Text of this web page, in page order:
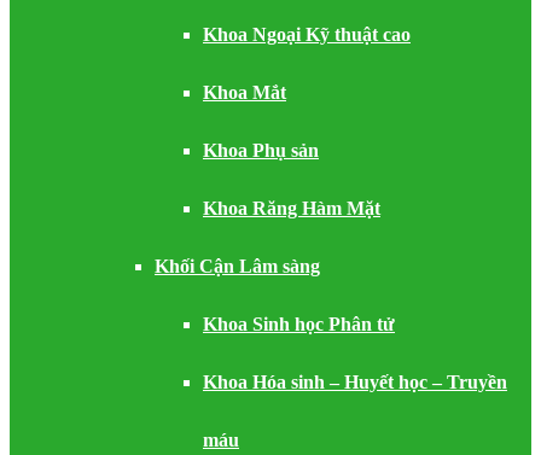
Khoa Ngoại Kỹ thuật cao
Khoa Mắt
Khoa Phụ sản
Khoa Răng Hàm Mặt
Khối Cận Lâm sàng
Khoa Sinh học Phân tử
Khoa Hóa sinh – Huyết học – Truyền
máu